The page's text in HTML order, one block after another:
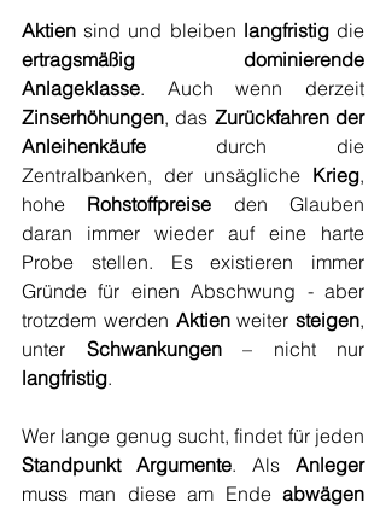
Aktien sind und bleiben langfristig
ertragsmäßig dominierende
Anlageklasse
Zinserhöhungen, das Zurückfahren der
Anleihenkäufe durch die
Zentralbanken, der unsägliche Krieg,
hohe Rohstoffpreise den Glauben
daran immer wieder auf eine harte
Probe stellen. Es existieren immer
Gründe für einen Abschwung - aber
trotzdem werden Aktien weiter steigen,
unter Schwankungen
langfristig.
Standpunkt Argumente. Als Anleger
muss man diese am Ende abwägen